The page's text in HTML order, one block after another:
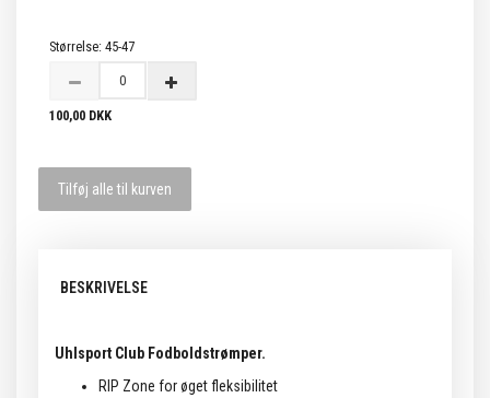
Størrelse: 45-47
100,00 DKK
Tilføj alle til kurven
BESKRIVELSE
Uhlsport Club Fodboldstrømper.
RIP Zone for øget fleksibilitet